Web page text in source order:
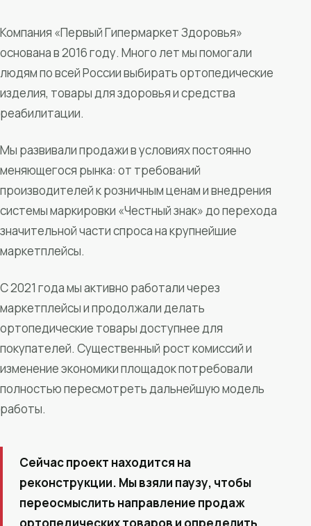
Компания «Первый Гипермаркет Здоровья»
основана в 2016 году. Много лет мы помогали
людям по всей России выбирать ортопедические
изделия, товары для здоровья и средства
реабилитации.
Мы развивали продажи в условиях постоянно
меняющегося рынка: от требований
производителей к розничным ценам и внедрения
системы маркировки «Честный знак» до перехода
значительной части спроса на крупнейшие
маркетплейсы.
С 2021 года мы активно работали через
маркетплейсы и продолжали делать
ортопедические товары доступнее для
покупателей. Существенный рост комиссий и
изменение экономики площадок потребовали
полностью пересмотреть дальнейшую модель
работы.
Сейчас проект находится на
реконструкции. Мы взяли паузу, чтобы
переосмыслить направление продаж